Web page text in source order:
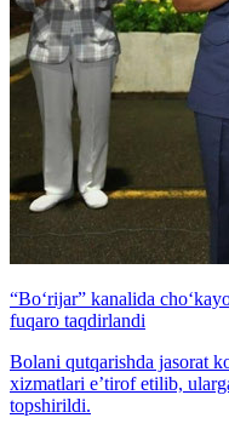
“Bo‘rijar” kanalida
fuqaro taqdirlandi
Bolani qutqarishda jasorat
xizmatlari e’tirof etilib,
topshirildi.